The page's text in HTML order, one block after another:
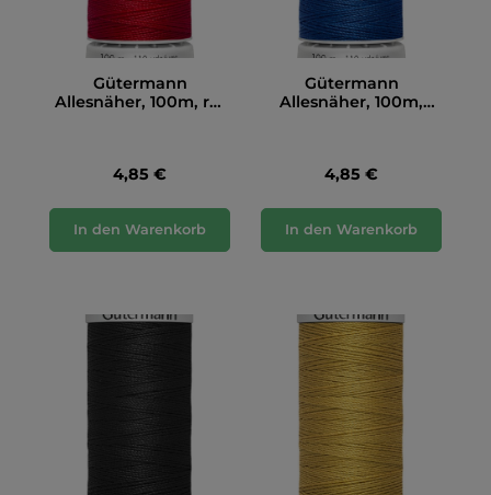
Gütermann
Allesnäher, 100m, rot
4,85 €
In den Warenkorb
Gütermann
Allesnäher, 100m,
4,85 €
In den Warenkorb